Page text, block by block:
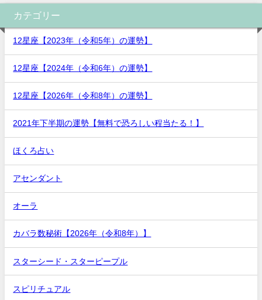
カテゴリー
12星座【2023年（令和5年）の運勢】
12星座【2024年（令和6年）の運勢】
12星座【2026年（令和8年）の運勢】
2021年下半期の運勢【無料で恐ろしい程当たる！】
ほくろ占い
アセンダント
オーラ
カバラ数秘術【2026年（令和8年）】
スターシード・スターピープル
スピリチュアル